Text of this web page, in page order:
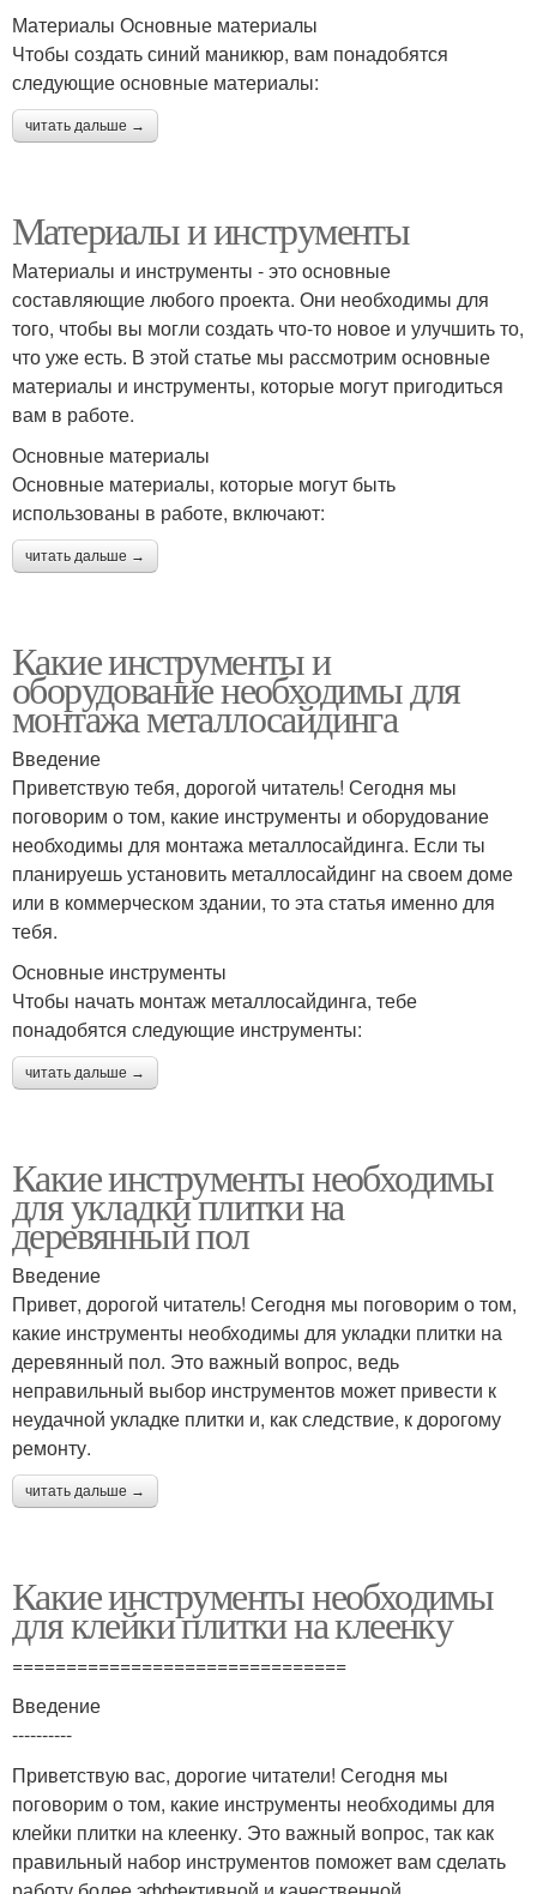
Материалы Основные материалы
Чтобы создать синий маникюр, вам понадобятся
следующие основные материалы:
читать дальше →
Материалы и инструменты
Материалы и инструменты - это основные
составляющие любого проекта. Они необходимы для
того, чтобы вы могли создать что-то новое и улучшить то,
что уже есть. В этой статье мы рассмотрим основные
материалы и инструменты, которые могут пригодиться
вам в работе.
Основные материалы
Основные материалы, которые могут быть
использованы в работе, включают:
читать дальше →
Какие инструменты и
оборудование необходимы для
монтажа металлосайдинга
Введение
Приветствую тебя, дорогой читатель! Сегодня мы
поговорим о том, какие инструменты и оборудование
необходимы для монтажа металлосайдинга. Если ты
планируешь установить металлосайдинг на своем доме
или в коммерческом здании, то эта статья именно для
тебя.
Основные инструменты
Чтобы начать монтаж металлосайдинга, тебе
понадобятся следующие инструменты:
читать дальше →
Какие инструменты необходимы
для укладки плитки на
деревянный пол
Введение
Привет, дорогой читатель! Сегодня мы поговорим о том,
какие инструменты необходимы для укладки плитки на
деревянный пол. Это важный вопрос, ведь
неправильный выбор инструментов может привести к
неудачной укладке плитки и, как следствие, к дорогому
ремонту.
читать дальше →
Какие инструменты необходимы
для клейки плитки на клеенку
===============================
Введение
----------
Приветствую вас, дорогие читатели! Сегодня мы
поговорим о том, какие инструменты необходимы для
клейки плитки на клеенку. Это важный вопрос, так как
правильный набор инструментов поможет вам сделать